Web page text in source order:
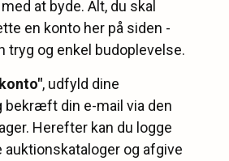
at byde. Alt, du skal
en konto her på siden -
tryg og enkel budoplevelse.
, udfyld dine
bekræft din e-mail via den
Herefter kan du logge
auktionskataloger og afgive